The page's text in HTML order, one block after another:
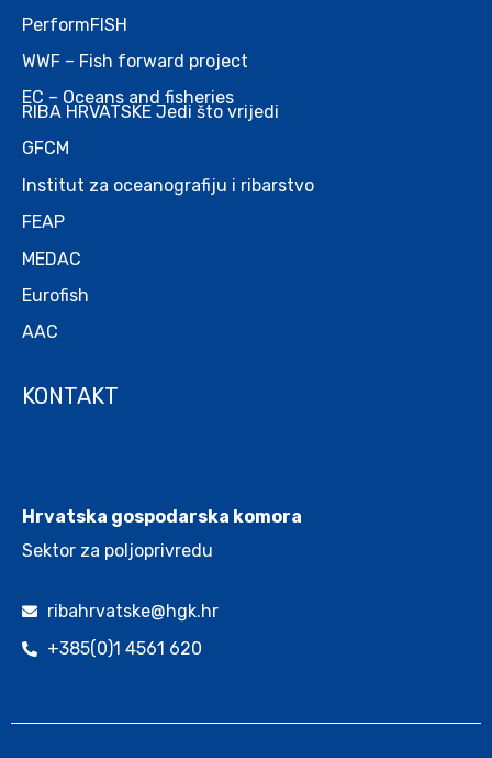
PerformFISH
WWF – Fish forward project
EC – Oceans and fisheries
RIBA HRVATSKE Jedi što vrijedi
GFCM
Institut za oceanografiju i ribarstvo
FEAP
MEDAC
Eurofish
AAC
KONTAKT
Hrvatska gospodarska komora
Sektor za poljoprivredu
ribahrvatske@hgk.hr
+385(0)1 4561 620